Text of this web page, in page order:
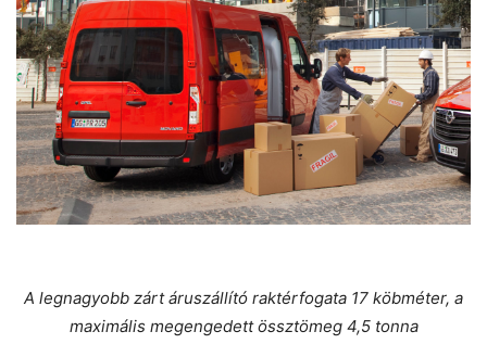
A legnagyobb zárt áruszállító raktérfogata 17 köbméter, a
maximális megengedett össztömeg 4,5 tonna